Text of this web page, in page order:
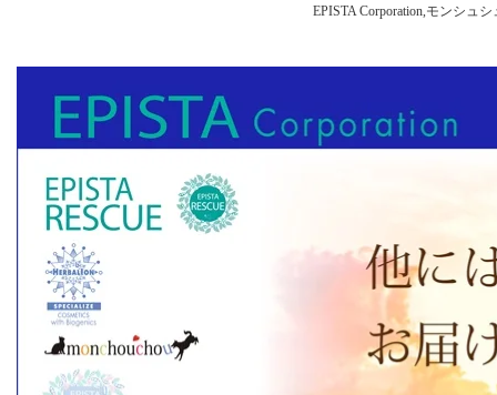
EPISTA Corporation,モンシュ